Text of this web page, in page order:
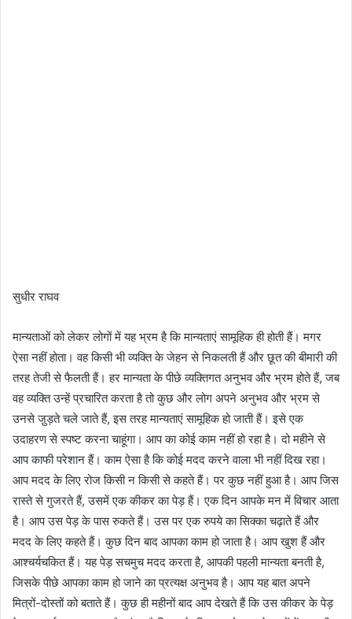
सुधीर राघव
मान्यताओं को लेकर लोगों में यह भ्रम है कि मान्यताएं सामूहिक ही होती हैं। मगर
ऐसा नहीं होता। वह किसी भी व्यक्ति के जेहन से निकलती हैं और छूत की बीमारी की
तरह तेजी से फैलती हैं। हर मान्यता के पीछे व्यक्तिगत अनुभव और भ्रम होते हैं, जब
वह व्यक्ति उन्हें प्रचारित करता है तो कुछ और लोग अपने अनुभव और भ्रम से
उनसे जु़ड़ते चले जाते हैं, इस तरह मान्यताएं सामूहिक हो जाती हैं। इसे एक
उदाहरण से स्पष्ट करना चाहूंगा। आप का कोई काम नहीं हो रहा है। दो महीने से
आप काफी परेशान हैं। काम ऐसा है कि कोई मदद करने वाला भी नहीं दिख रहा।
आप मदद के लिए रोज किसी न किसी से कहते हैं। पर कुछ नहीं हुआ है। आप जिस
रास्ते से गुजरते हैं, उसमें एक कीकर का पेड़ हैं। एक दिन आपके मन में विचार आता
है। आप उस पेड़ के पास रुकते हैं। उस पर एक रुपये का सिक्का चढ़ाते हैं और
मदद के लिए कहते हैं। कुछ दिन बाद आपका काम हो जाता है। आप खुश हैं और
आश्चर्यचकित हैं। यह पेड़ सचमुच मदद करता है, आपकी पहली मान्यता बनती है,
जिसके पीछे आपका काम हो जाने का प्रत्यक्ष अनुभव है। आप यह बात अपने
मित्रों-दोस्तों को बताते हैं। कुछ ही महीनों बाद आप देखते हैं कि उस कीकर के पेड़